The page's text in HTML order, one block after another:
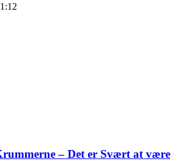
– Det er Svært at være